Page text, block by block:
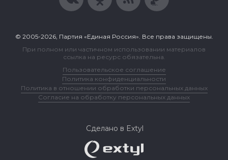
© 2005-2026, Партия «Единая Россия». Все права защищены.
При полном или частичном использовании материалов
ссылка на ресурс обязательна.
Пользовательское соглашение
Политика конфиденциальности
Политика в отношении обработки персональных данных
Согласие на обработку персональных данных
Сделано в Extyl